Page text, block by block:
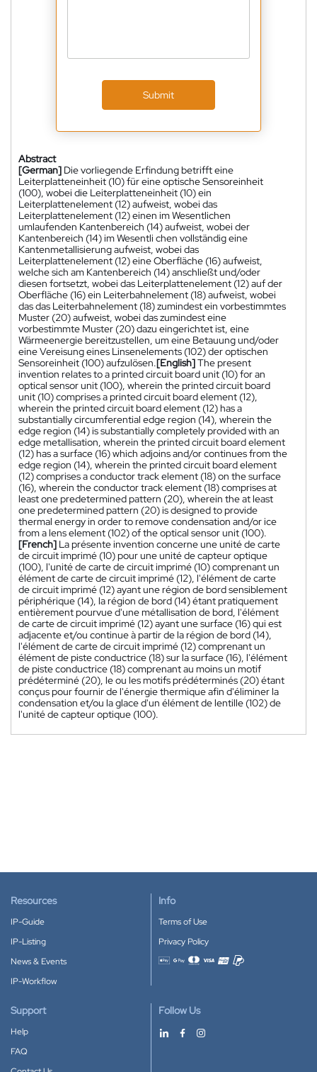
Submit
Abstract
[German] Die vorliegende Erfindung betrifft eine
Leiterplatteneinheit (10) für eine optische Sensoreinheit
(100), wobei die Leiterplatteneinheit (10) ein
Leiterplattenelement (12) aufweist, wobei das
Leiterplattenelement (12) einen im Wesentlichen
umlaufenden Kantenbereich (14) aufweist, wobei der
Kantenbereich (14) im Wesentli chen vollständig eine
Kantenmetallisierung aufweist, wobei das
Leiterplattenelement (12) eine Oberfläche (16) aufweist,
welche sich am Kantenbereich (14) anschließt und/oder
diesen fortsetzt, wobei das Leiterplattenelement (12) auf der
Oberfläche (16) ein Leiterbahnelement (18) aufweist, wobei
das das Leiterbahnelement (18) zumindest ein vorbestimmtes
Muster (20) aufweist, wobei das zumindest eine
vorbestimmte Muster (20) dazu eingerichtet ist, eine
Wärmeenergie bereitzustellen, um eine Betauung und/oder
eine Vereisung eines Linsenelements (102) der optischen
Sensoreinheit (100) aufzulösen.[English]The present
invention relates to a printed circuit board unit (10) for an
optical sensor unit (100), wherein the printed circuit board
unit (10) comprises a printed circuit board element (12),
wherein the printed circuit board element (12) has a
substantially circumferential edge region (14), wherein the
edge region (14) is substantially completely provided with an
edge metallisation, wherein the printed circuit board element
(12) has a surface (16) which adjoins and/or continues from the
edge region (14), wherein the printed circuit board element
(12) comprises a conductor track element (18) on the surface
(16), wherein the conductor track element (18) comprises at
least one predetermined pattern (20), wherein the at least
one predetermined pattern (20) is designed to provide
thermal energy in order to remove condensation and/or ice
from a lens element (102) of the optical sensor unit (100).
[French] La présente invention concerne une unité de carte
de circuit imprimé (10) pour une unité de capteur optique
(100), l'unité de carte de circuit imprimé (10) comprenant un
élément de carte de circuit imprimé (12), l'élément de carte
de circuit imprimé (12) ayant une région de bord sensiblement
périphérique (14), la région de bord (14) étant pratiquement
entièrement pourvue d'une métallisation de bord, l'élément
de carte de circuit imprimé (12) ayant une surface (16) qui est
adjacente et/ou continue à partir de la région de bord (14),
l'élément de carte de circuit imprimé (12) comprenant un
élément de piste conductrice (18) sur la surface (16), l'élément
de piste conductrice (18) comprenant au moins un motif
prédéterminé (20), le ou les motifs prédéterminés (20) étant
conçus pour fournir de l'énergie thermique afin d'éliminer la
condensation et/ou la glace d'un élément de lentille (102) de
l'unité de capteur optique (100).
Resources
IP-Guide
IP-Listing
News & Events
IP-Workflow
Info
Terms of Use
Privacy Policy
Accepted payment methods
Support
Help
FAQ
Follow Us